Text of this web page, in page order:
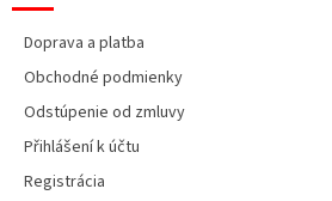
Doprava a platba
Obchodné podmienky
Odstúpenie od zmluvy
Přihlášení k účtu
Registrácia